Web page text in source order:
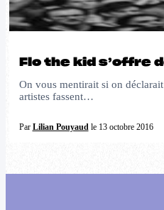
Flo the kid s’offre
On vous mentirait si on
artistes fassent…
Par Lilian Pouyaudle 13 octobre 2016